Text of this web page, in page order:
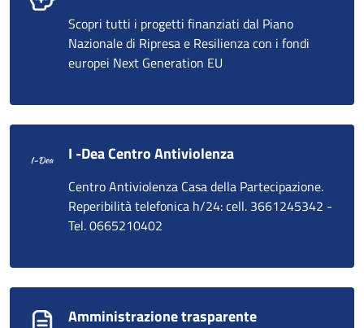
Scopri tutti i progetti finanziati dal Piano
Nazionale di Ripresa e Resilienza con i fondi
europei Next Generation EU
I -Dea Centro Antiviolenza
Centro Antiviolenza Casa della Partecipazione.
Reperibilità telefonica h/24: cell. 3661245342 -
Tel. 0665210402
Amministrazione trasparente